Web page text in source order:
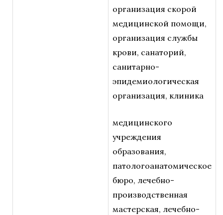
организация скорой
медицинской помощи,
организация службы
крови, санаторий,
санитарно-
эпидемиологическая
организация, клиника
медицинского
учреждения
образования,
патологоанатомическое
бюро, лечебно-
производственная
мастерская, лечебно-